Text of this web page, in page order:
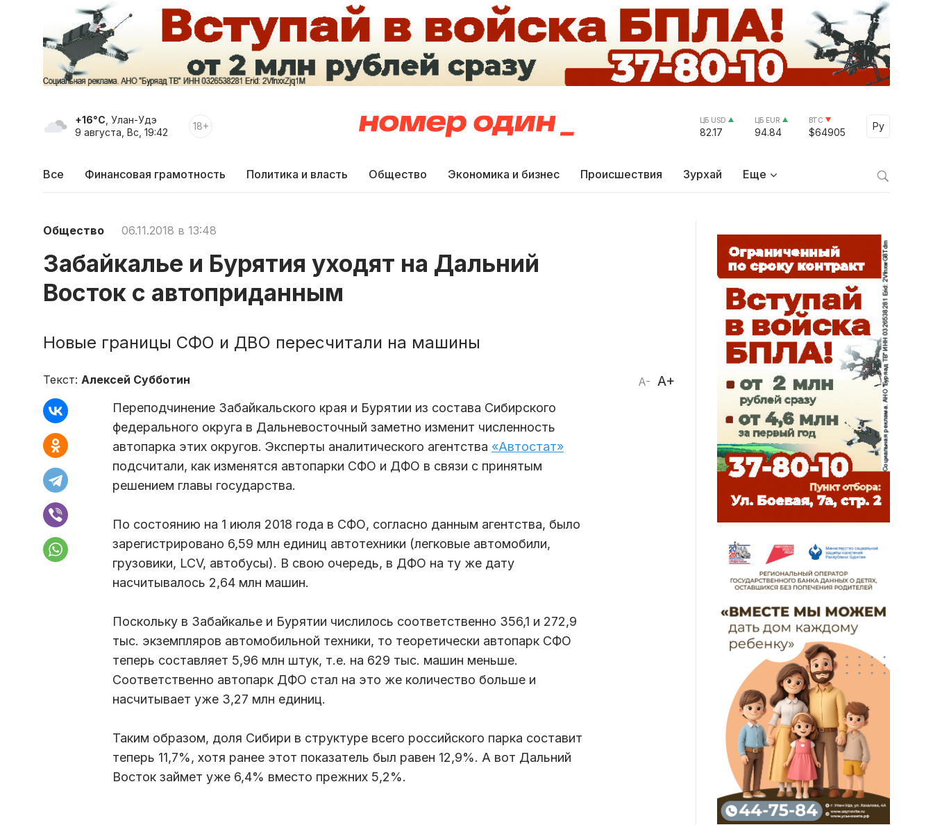
+16°C , Улан-Удэ
9 августа, Вс, 19:42
18+ ЦБ USD
82.17
ЦБ EUR
94.84
BTC
$64905
Ру
Select
Все Финансовая грамотность Политика и власть Общество Экономика и бизнес Происшествия Зурхай Еще
Общество 06.11.2018 в 13:48
Забайкалье и Бурятия уходят на Дальний
Восток с автоприданным
Новые границы СФО и ДВО пересчитали на машины
A- A+
Текст: Алексей Субботин
Переподчинение Забайкальского края и Бурятии из состава Сибирского
федерального округа в Дальневосточный заметно изменит численность
автопарка этих округов. Эксперты аналитического агентства «Автостат»
подсчитали, как изменятся автопарки СФО и ДФО в связи с принятым
решением главы государства.
По состоянию на 1 июля 2018 года в СФО, согласно данным агентства, было
зарегистрировано 6,59 млн единиц автотехники (легковые автомобили,
грузовики, LCV, автобусы). В свою очередь, в ДФО на ту же дату
насчитывалось 2,64 млн машин.
Поскольку в Забайкалье и Бурятии числилось соответственно 356,1 и 272,9
тыс. экземпляров автомобильной техники, то теоретически автопарк СФО
теперь составляет 5,96 млн штук, т.е. на 629 тыс. машин меньше.
Соответственно автопарк ДФО стал на это же количество больше и
насчитывает уже 3,27 млн единиц.
Таким образом, доля Сибири в структуре всего российского парка составит
теперь 11,7%, хотя ранее этот показатель был равен 12,9%. А вот Дальний
Восток займет уже 6,4% вместо прежних 5,2%.